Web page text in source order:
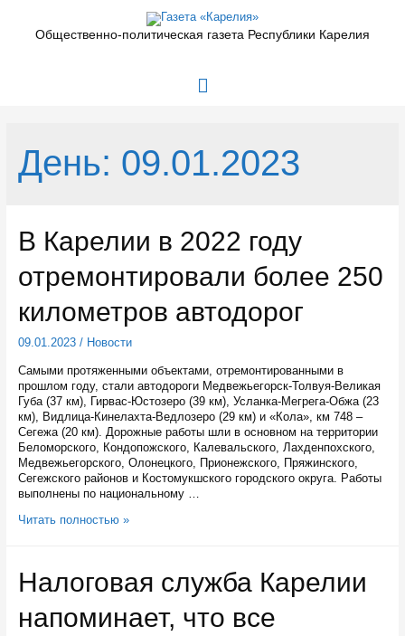
содержимомуОбщественно-политическая газета Республики Карелия
Главное
День: 09.01.2023
В Карелии в 2022 году
отремонтировали более 250
километров автодорог
09.01.2023/ Новости
Самыми протяженными объектами, отремонтированными в
прошлом году, стали автодороги Медвежьегорск-Толвуя-Великая
Губа (37 км), Гирвас-Юстозеро (39 км), Усланка-Мегрега-Обжа (23
км), Видлица-Кинелахта-Ведлозеро (29 км) и «Кола», км 748 –
Сегежа (20 км). Дорожные работы шли в основном на территории
Беломорского, Кондопожского, Калевальского, Лахденпохского,
Медвежьегорского, Олонецкого, Прионежского, Пряжинского,
Сегежского районов и Костомукшского городского округа. Работы
выполнены по национальному …
В
году
отремонтировали
более
250
Читать полностью »
Налоговая служба Карелии
напоминает, что все